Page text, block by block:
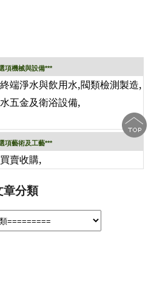
項機械與設備***
終端淨水與飲用水,閥類檢測製造,
水五金及衛浴設備,
項藝術及工藝***
賣收購,
章分類